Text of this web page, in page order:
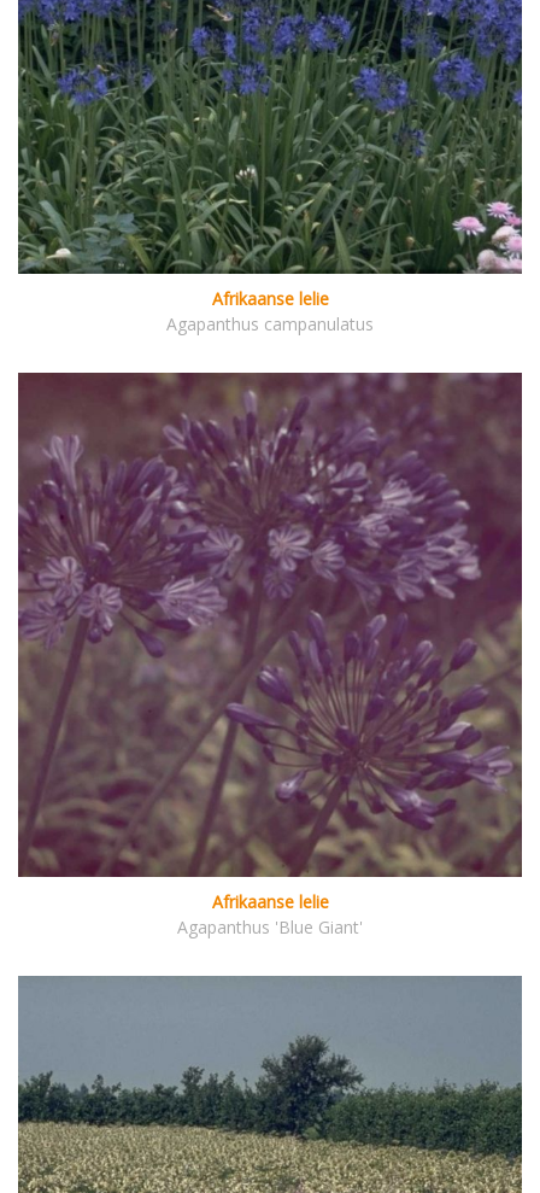
Afrikaanse lelie
Agapanthus campanulatus
Afrikaanse lelie
Agapanthus 'Blue Giant'